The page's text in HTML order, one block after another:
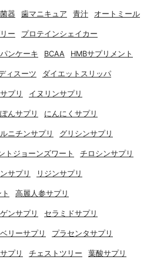
器 歯マニキュア 青汁 オートミール
ー プロテインシェイカー
ンケーキ BCAA HMBサプリメント
ィスーツ ダイエットスリッパ
プリ イヌリンサプリ
んサプリ にんにくサプリ
ニチンサプリ グリシンサプリ
トジョーンズワート チロシンサプリ
サプリ リジンサプリ
高麗人参サプリ
ンサプリ セラミドサプリ
リーサプリ プラセンタサプリ
プリ チェストツリー 葉酸サプリ